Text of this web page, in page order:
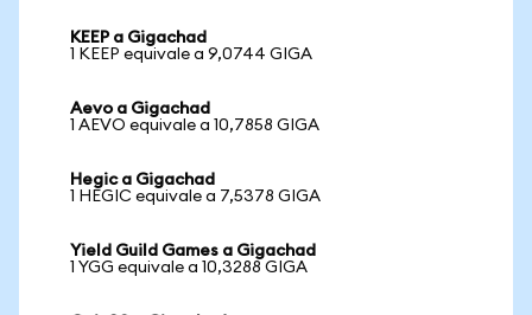
KEEP a Gigachad
1 KEEP equivale a 9,0744 GIGA
Aevo a Gigachad
1 AEVO equivale a 10,7858 GIGA
Hegic a Gigachad
1 HEGIC equivale a 7,5378 GIGA
Yield Guild Games a Gigachad
1 YGG equivale a 10,3288 GIGA